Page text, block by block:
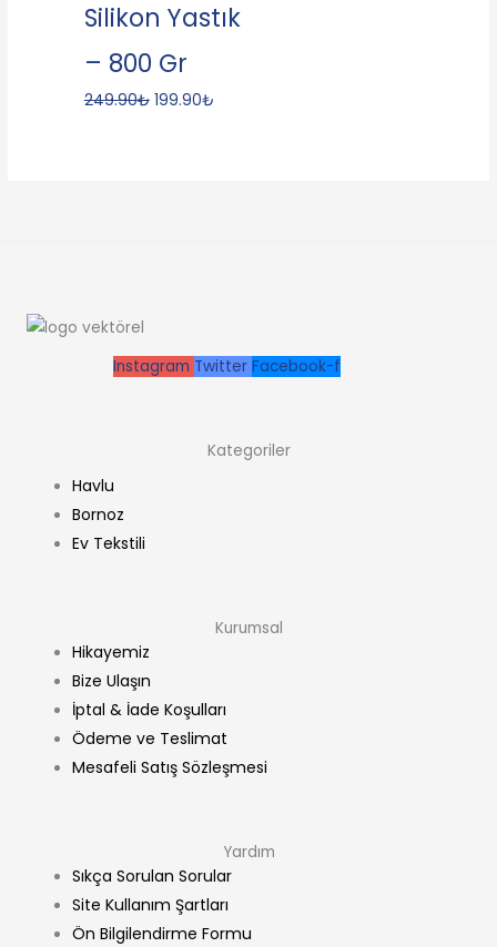
Silikon Yastık
– 800 Gr
249.90₺ 199.90₺
Instagram Twitter Facebook-f
Kategoriler
Havlu
Bornoz
Ev Tekstili
Kurumsal
Hikayemiz
Bize Ulaşın
İptal & İade Koşulları
Ödeme ve Teslimat
Mesafeli Satış Sözleşmesi
Yardım
Sıkça Sorulan Sorular
Site Kullanım Şartları
Ön Bilgilendirme Formu